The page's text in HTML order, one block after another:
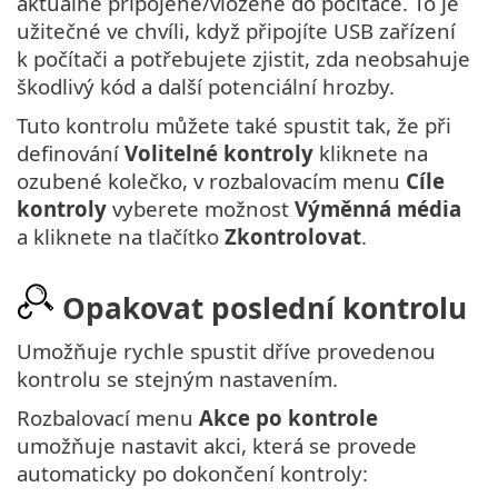
užitečné ve chvíli, když připojíte USB zařízení
k počítači a potřebujete zjistit, zda neobsahuje
škodlivý kód a další potenciální hrozby.
Tuto kontrolu můžete také spustit tak, že při
definování Volitelné kontroly kliknete na
ozubené kolečko, v rozbalovacím menu Cíle
kontroly vyberete možnost Výměnná média
a kliknete na tlačítko Zkontrolovat.
Opakovat poslední kontrolu
Umožňuje rychle spustit dříve provedenou
kontrolu se stejným nastavením.
Rozbalovací menu Akce po kontrole
umožňuje nastavit akci, která se provede
automaticky po dokončení kontroly: